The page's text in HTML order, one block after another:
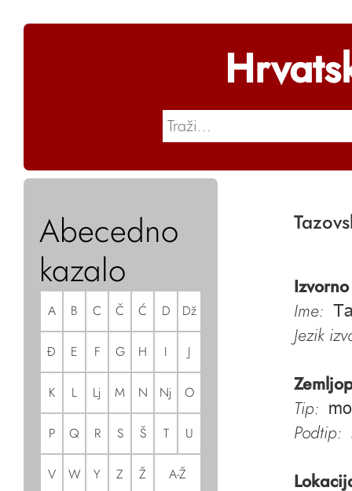
Abecedno
kazalo
A B C Č Ć D Dž
Đ E F G H I J
K L Lj M N Nj O
P Q R S Š T U
V W Y Z Ž A-Ž
Ime:
Jezik
Tip:
Podtip: